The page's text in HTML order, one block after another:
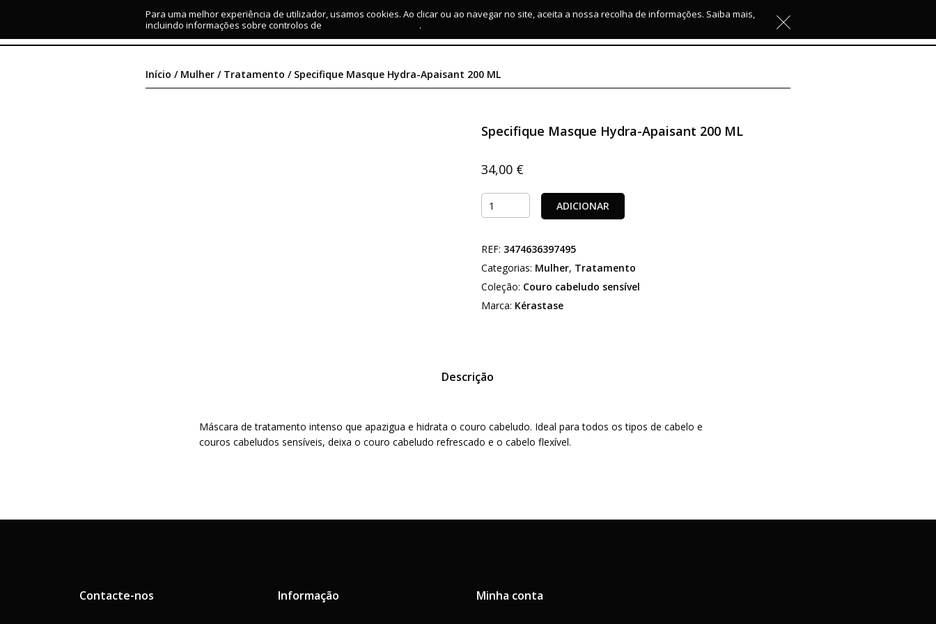
Para uma melhor experiência de utilizador, usamos cookies. Ao clicar ou ao navegar no site, aceita a nossa recolha de informações. Saiba mais,
incluindo informações sobre controlos de
.
HOMEM IMAGE CONSULTING
Início / Mulher / Tratamento / Specifique Masque Hydra-Apaisant 200 ML
Specifique Masque Hydra-Apaisant 200 ML
34,00 €
Quantidade
de
Masque
Hydra-
Apaisant
200
ADICIONAR
REF: 3474636397495
Categorias: Mulher, Tratamento
Coleção: Couro cabeludo sensível
Marca: Kérastase
Descrição
Máscara de tratamento intenso que apazigua e hidrata o couro cabeludo. Ideal para todos os tipos de cabelo e
couros cabeludos sensíveis, deixa o couro cabeludo refrescado e o cabelo flexível.
Contacte-nos Informação Minha conta